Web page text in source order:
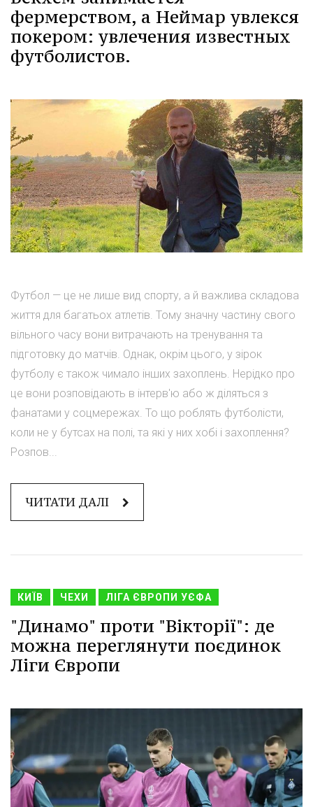
фермерством, а Неймар увлекся
покером: увлечения известных
футболистов.
Футбол — це не лише вид спорту, а й важлива складова
життя для багатьох атлетів. Тому значну частину свого
вільного часу вони витрачають на тренування та
підготовку до матчів. Однак, окрім цього, у зірок
футболу є також чимало інших захоплень. Нерідко про
це вони розповідають в інтерв'ю або ж діляться з
фанатами у соцмережах. То що роблять футболісти,
коли не у бутсах на полі, та які у них хобі і захоплення?
Розпов...
ЧИТАТИ ДАЛІ
КИЇВ ЧЕХИ ЛІГА ЄВРОПИ УЄФА
"Динамо" проти "Вікторії": де
можна переглянути поєдинок
Ліги Європи